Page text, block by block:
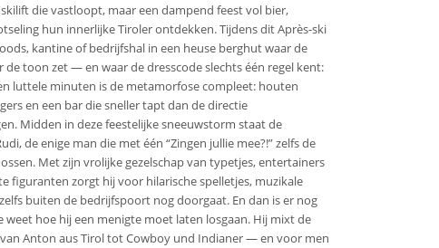
die vastloopt, maar een dampend feest vol bier,
hun innerlijke Tiroler ontdekken. Tijdens dit Après-ski
kantine of bedrijfshal in een heuse berghut waar de
de toon zet — en waar de dresscode slechts één regel kent:
luttele minuten is de metamorfose compleet: houten
en een bar die sneller tapt dan de directie
Midden in deze feestelijke sneeuwstorm staat de
de enige man die met één “Zingen jullie mee?!” zelfs de
Met zijn vrolijke gezelschap van typetjes, entertainers
figuranten zorgt hij voor hilarische spelletjes, muzikale
buiten de bedrijfspoort nog doorgaat. En dan is er nog
weet hoe hij een menigte moet laten losgaan. Hij mixt de
Anton aus Tirol tot Cowboy und Indianer — en voor men